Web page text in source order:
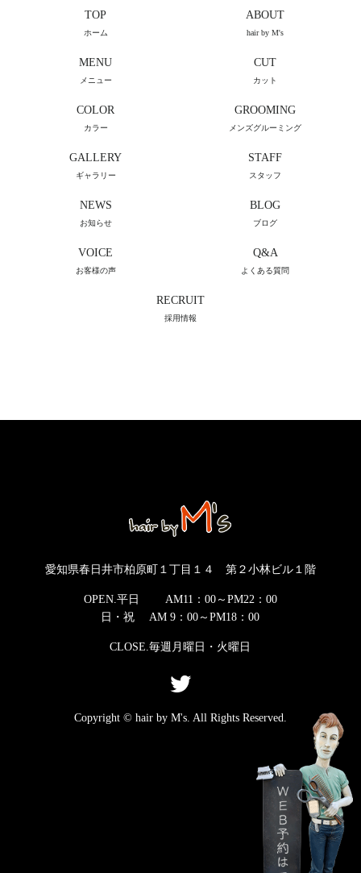
TOP
ホーム
ABOUT
hair by M's
MENU
メニュー
CUT
カット
COLOR
カラー
GROOMING
メンズグルーミング
GALLERY
ギャラリー
STAFF
スタッフ
NEWS
お知らせ
BLOG
ブログ
VOICE
お客様の声
Q&A
よくある質問
RECRUIT
採用情報
愛知県春日井市柏原町１丁目１４ 第２小林ビル１階
OPEN.平日 AM11：00～PM22：00
日・祝 AM 9：00～PM18：00
CLOSE.毎週月曜日・火曜日
Copyright © hair by M's. All Rights Reserved.